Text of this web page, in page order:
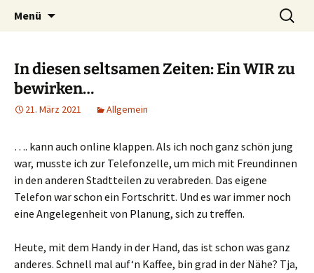
Ulrike Roderwald
Heilpraktische Psychotherapie
Menü
Suche
nach:
In diesen seltsamen Zeiten: Ein WIR zu
bewirken…
21. März 2021 Allgemein
…. kann auch online klappen. Als ich noch ganz schön jung
war, musste ich zur Telefonzelle, um mich mit Freundinnen
in den anderen Stadtteilen zu verabreden. Das eigene
Telefon war schon ein Fortschritt. Und es war immer noch
eine Angelegenheit von Planung, sich zu treffen.
Heute, mit dem Handy in der Hand, das ist schon was ganz
anderes. Schnell mal auf‘n Kaffee, bin grad in der Nähe? Tja,